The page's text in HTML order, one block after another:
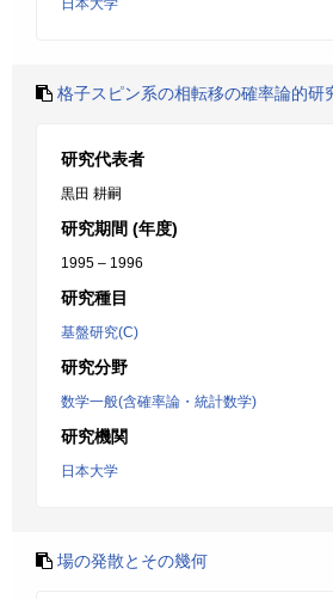
日本大学
格子スピン系の相転移の確率論的研
研究代表者
黒田 耕嗣
研究期間 (年度)
1995 – 1996
研究種目
基盤研究(C)
研究分野
数学一般(含確率論・統計数学)
研究機関
日本大学
場の発散とその幾何